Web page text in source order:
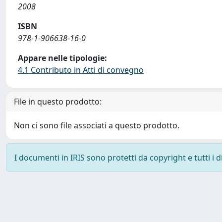
2008
ISBN
978-1-906638-16-0
Appare nelle tipologie:
4.1 Contributo in Atti di convegno
File in questo prodotto:
Non ci sono file associati a questo prodotto.
I documenti in IRIS sono protetti da copyright e tutti i